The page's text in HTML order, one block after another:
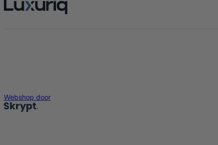
Webshop door